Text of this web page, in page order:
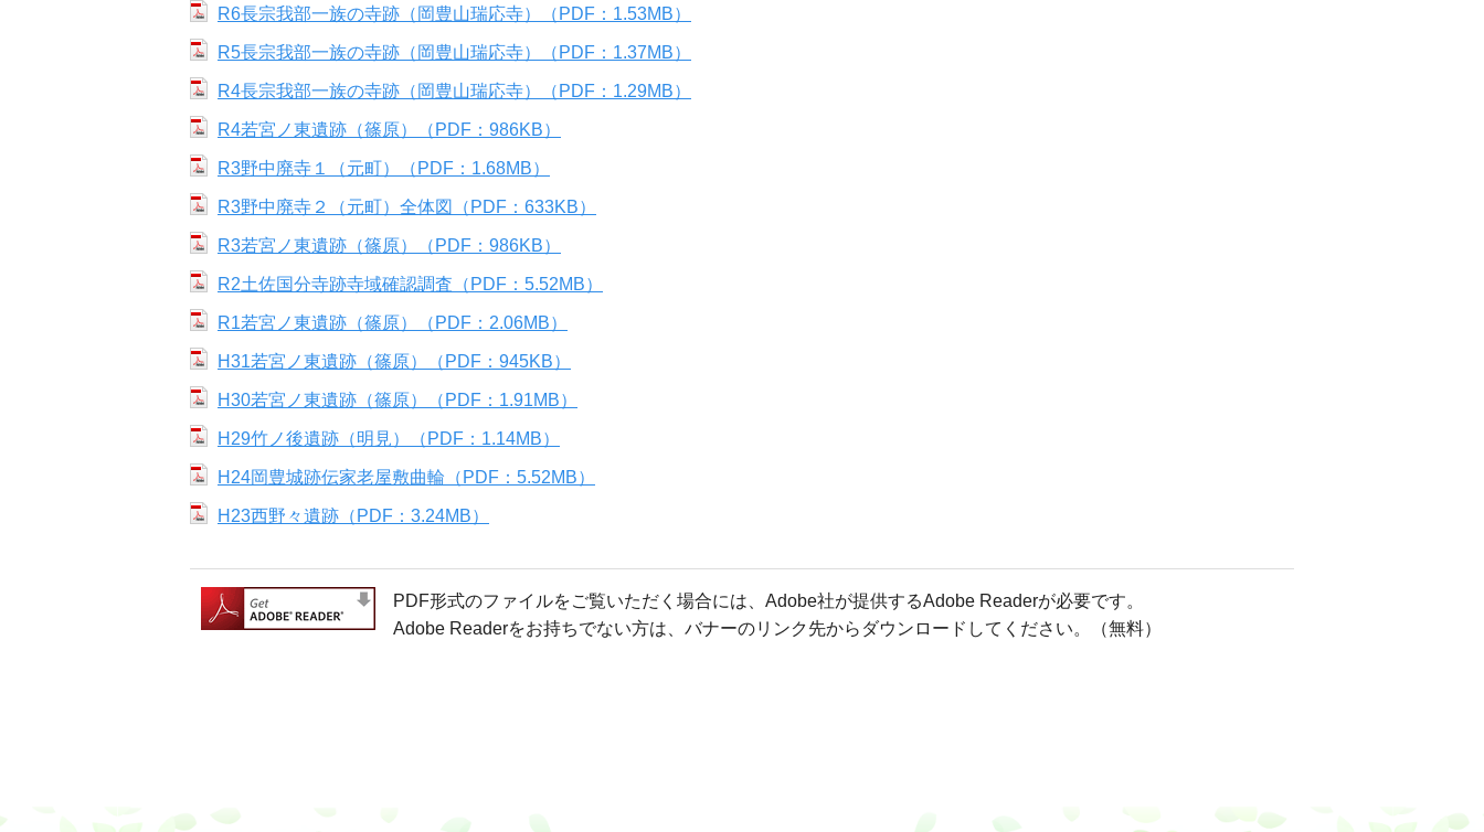
R6長宗我部一族の寺跡（岡豊山瑞応寺）（PDF：1.53MB）
R5長宗我部一族の寺跡（岡豊山瑞応寺）（PDF：1.37MB）
R4長宗我部一族の寺跡（岡豊山瑞応寺）（PDF：1.29MB）
R4若宮ノ東遺跡（篠原）（PDF：986KB）
R3野中廃寺１（元町）（PDF：1.68MB）
R3野中廃寺２（元町）全体図（PDF：633KB）
R3若宮ノ東遺跡（篠原）（PDF：986KB）
R2土佐国分寺跡寺域確認調査（PDF：5.52MB）
R1若宮ノ東遺跡（篠原）（PDF：2.06MB）
H31若宮ノ東遺跡（篠原）（PDF：945KB）
H30若宮ノ東遺跡（篠原）（PDF：1.91MB）
H29竹ノ後遺跡（明見）（PDF：1.14MB）
H24岡豊城跡伝家老屋敷曲輪（PDF：5.52MB）
H23西野々遺跡（PDF：3.24MB）
PDF形式のファイルをご覧いただく場合には、Adobe社が提供するAdobe Readerが必要です。
Adobe Readerをお持ちでない方は、バナーのリンク先からダウンロードしてください。（無料）